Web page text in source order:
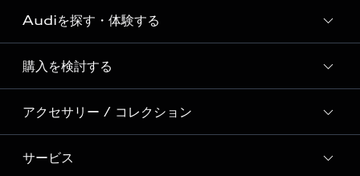
Audi ブランド
Story of Progress
Audi Sport
Formula 1®
デジタルサービス
Audiを探す・体験する
ディーラー検索
新車在庫検索
試乗車・展示車検索
見積り依頼
購入を検討する
モデル一覧
特別仕様モデル / 限定モデル
アクセサリー / コレクション
純正アクセサリー
サービス